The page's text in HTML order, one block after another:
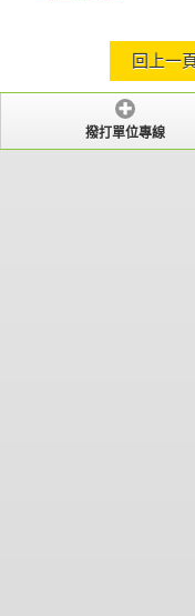
回上一
撥打單位專線